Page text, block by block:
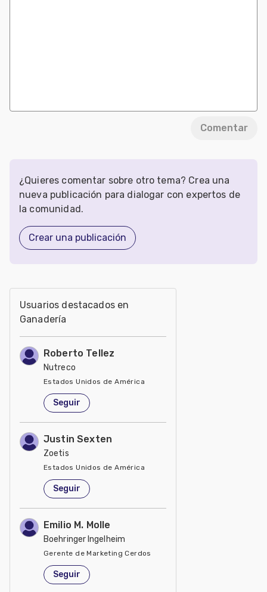
Comentar
¿Quieres comentar sobre otro tema? Crea una
nueva publicación para dialogar con expertos de
la comunidad.
Crear una publicación
Usuarios destacados en
Ganadería
Roberto Tellez
Nutreco
Estados Unidos de América
Seguir
Justin Sexten
Zoetis
Estados Unidos de América
Seguir
Emilio M. Molle
Boehringer Ingelheim
Gerente de Marketing Cerdos
Estados Unidos de América
Seguir